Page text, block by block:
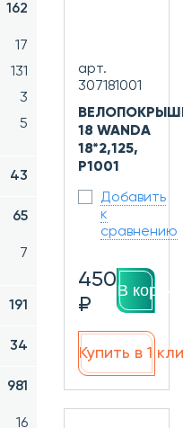
162
17
131
3
5
43
65
7
191
34
981
16
арт.
307181001
18 WANDA
18*2,125,
P1001
Добавить
к
сравнению
450
₽
В
Купить в 1